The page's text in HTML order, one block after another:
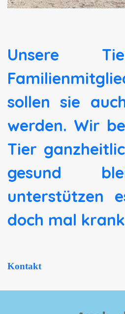
Unsere
sollen sie
werden. Wir
Tier
gesund
unterstützen
doch mal
Kontakt